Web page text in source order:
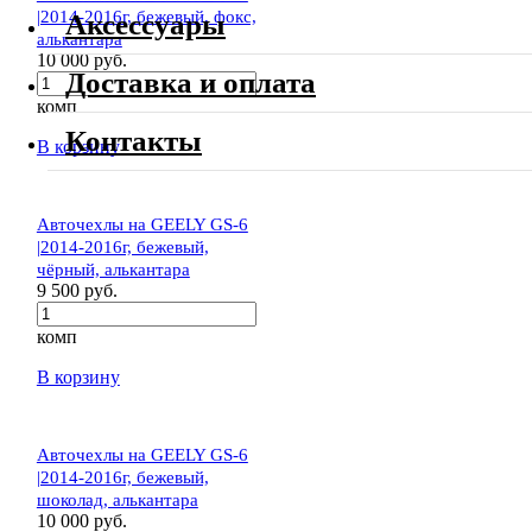
|2014-2016г, бежевый, фокс,
алькантара
10 000 руб.
комп
В корзину
Авточехлы на GEELY GS-6
|2014-2016г, бежевый,
чёрный, алькантара
9 500 руб.
комп
В корзину
Авточехлы на GEELY GS-6
|2014-2016г, бежевый,
шоколад, алькантара
10 000 руб.
Аксессуары
Доставка и оплата
Контакты